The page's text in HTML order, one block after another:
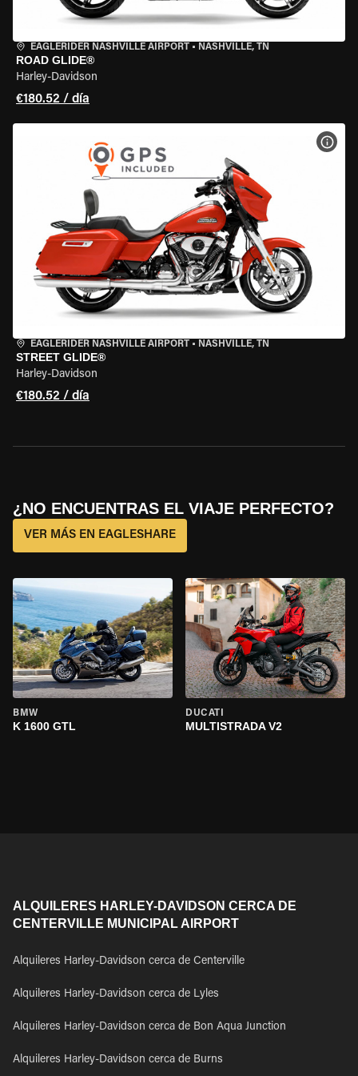
EAGLERIDER NASHVILLE AIRPORT • NASHVILLE, TN
ROAD GLIDE®
Harley-Davidson
€180.52 / día
EAGLERIDER NASHVILLE AIRPORT • NASHVILLE, TN
STREET GLIDE®
Harley-Davidson
€180.52 / día
VER
¿NO ENCUENTRAS EL VIAJE PERFECTO?
VER MÁS EN EAGLESHARE
BMW
K 1600 GTL
DUCATI
MULTISTRADA V2
ALQUILERES HARLEY-DAVIDSON CERCA DE
CENTERVILLE MUNICIPAL AIRPORT
Alquileres Harley-Davidson cerca de Centerville
Alquileres Harley-Davidson cerca de Lyles
Alquileres Harley-Davidson cerca de Bon Aqua Junction
Alquileres Harley-Davidson cerca de Burns